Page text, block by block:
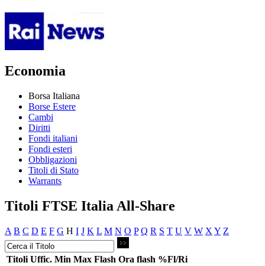
Economia
Borsa Italiana
Borse Estere
Cambi
Diritti
Fondi italiani
Fondi esteri
Obbligazioni
Titoli di Stato
Warrants
Titoli FTSE Italia All-Share
A B C D E F G H I J K L M N O P Q R S T U V W X Y Z
Titoli Uffic. Min Max Flash Ora flash %Fl/Ri